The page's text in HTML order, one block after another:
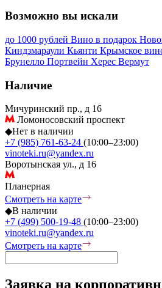
Возможно вы искали
до 1000 рублей Вино в подарок
Киндзмараули Кьянти Крымское
Брунелло Портвейн Херес Вермут
Наличие
Мичуринский пр., д 16
Ломоносовский проспект
◆Нет в наличии
+7 (985) 761-63-24 (10:00–23:00)
vinoteki.ru@yandex.ru
Воротынская ул., д 16
Планерная
Смотреть на карте
◆В наличии
+7 (499) 500-19-48 (10:00–23:00)
vinoteki.ru@yandex.ru
Смотреть на карте
Заявка на